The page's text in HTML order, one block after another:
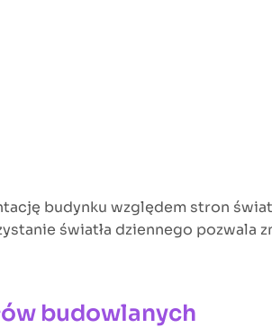
budynku względem stron
światła dziennego
budowlanych